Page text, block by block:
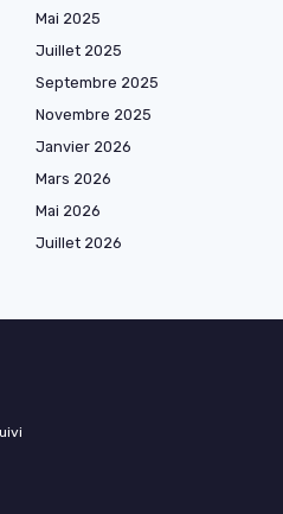
Mai 2025
Juillet 2025
Septembre 2025
Novembre 2025
Janvier 2026
Mars 2026
Mai 2026
Juillet 2026